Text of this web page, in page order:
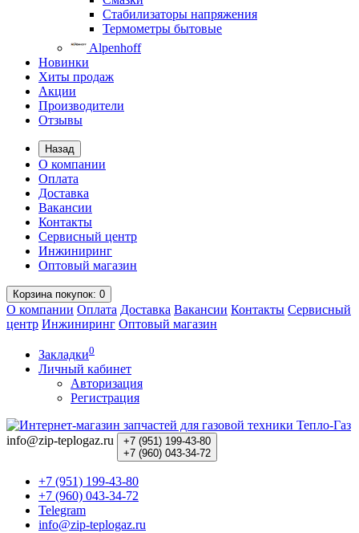
Стабилизаторы напряжения
Термометры бытовые
Alpenhoff
Новинки
Хиты продаж
Акции
Производители
Отзывы
Назад
О компании
Оплата
Доставка
Вакансии
Контакты
Сервисный центр
Инжиниринг
Оптовый магазин
Корзинапокупок: 0
О компании Оплата Доставка Вакансии Контакты Сервисный
центр Инжиниринг Оптовый магазин
Закладки0
Личный кабинет
Авторизация
Регистрация
info@zip-teplogaz.ru +7 (951) 199-43-80
+7 (960) 043-34-72
+7 (951) 199-43-80
+7 (960) 043-34-72
Telegram
info@zip-teplogaz.ru